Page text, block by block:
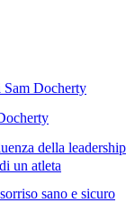
Sam Docherty
della leadership
un atleta
sano e sicuro